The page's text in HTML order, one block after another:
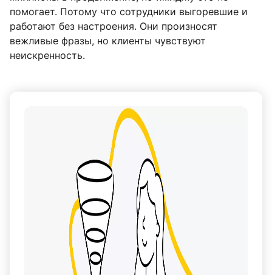
помогает. Потому что сотрудники выгоревшие и
работают без настроения. Они произносят
вежливые фразы, но клиенты чувствуют
неискренность.